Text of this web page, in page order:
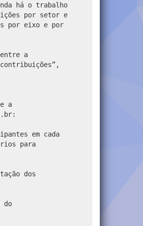
há o trabalho
por setor e
por eixo e por
a
a
em cada
para
dos
do